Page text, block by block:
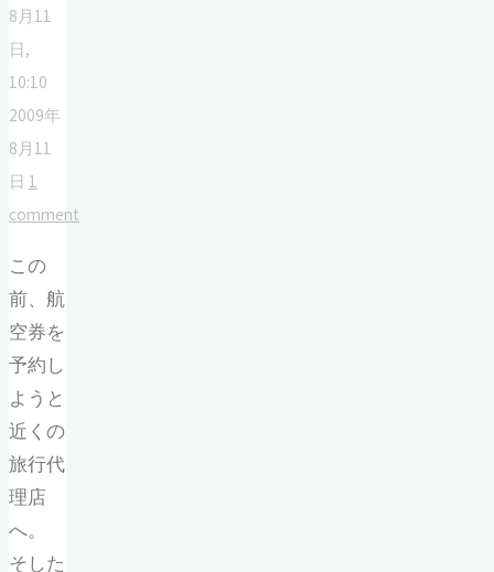
8月11
日,
10:10
2009年
8月11
日 1
comment
この
前、航
空券を
予約し
ようと
近くの
旅行代
理店
へ。
そした